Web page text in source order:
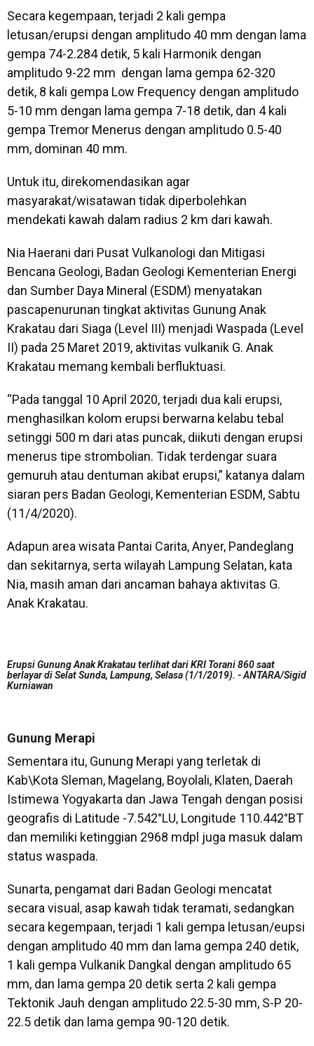
Secara kegempaan, terjadi 2 kali gempa
letusan/erupsi dengan amplitudo 40 mm dengan lama
gempa 74-2.284 detik, 5 kali Harmonik dengan
amplitudo 9-22 mm dengan lama gempa 62-320
detik, 8 kali gempa Low Frequency dengan amplitudo
5-10 mm dengan lama gempa 7-18 detik, dan 4 kali
gempa Tremor Menerus dengan amplitudo 0.5-40
mm, dominan 40 mm.
Untuk itu, direkomendasikan agar
masyarakat/wisatawan tidak diperbolehkan
mendekati kawah dalam radius 2 km dari kawah.
Nia Haerani dari Pusat Vulkanologi dan Mitigasi
Bencana Geologi, Badan Geologi Kementerian Energi
dan Sumber Daya Mineral (ESDM) menyatakan
pascapenurunan tingkat aktivitas Gunung Anak
Krakatau dari Siaga (Level III) menjadi Waspada (Level
II) pada 25 Maret 2019, aktivitas vulkanik G. Anak
Krakatau memang kembali berfluktuasi.
“Pada tanggal 10 April 2020, terjadi dua kali erupsi,
menghasilkan kolom erupsi berwarna kelabu tebal
setinggi 500 m dari atas puncak, diikuti dengan erupsi
menerus tipe strombolian. Tidak terdengar suara
gemuruh atau dentuman akibat erupsi,” katanya dalam
siaran pers Badan Geologi, Kementerian ESDM, Sabtu
(11/4/2020).
Adapun area wisata Pantai Carita, Anyer, Pandeglang
dan sekitarnya, serta wilayah Lampung Selatan, kata
Nia, masih aman dari ancaman bahaya aktivitas G.
Anak Krakatau.
Erupsi Gunung Anak Krakatau terlihat dari KRI Torani 860 saat
berlayar di Selat Sunda, Lampung, Selasa (1/1/2019). - ANTARA/Sigid
Kurniawan
Gunung Merapi
Sementara itu, Gunung Merapi yang terletak di
Kab\Kota Sleman, Magelang, Boyolali, Klaten, Daerah
Istimewa Yogyakarta dan Jawa Tengah dengan posisi
geografis di Latitude -7.542°LU, Longitude 110.442°BT
dan memiliki ketinggian 2968 mdpl juga masuk dalam
status waspada.
Sunarta, pengamat dari Badan Geologi mencatat
secara visual, asap kawah tidak teramati, sedangkan
secara kegempaan, terjadi 1 kali gempa letusan/eupsi
dengan amplitudo 40 mm dan lama gempa 240 detik,
1 kali gempa Vulkanik Dangkal dengan amplitudo 65
mm, dan lama gempa 20 detik serta 2 kali gempa
Tektonik Jauh dengan amplitudo 22.5-30 mm, S-P 20-
22.5 detik dan lama gempa 90-120 detik.